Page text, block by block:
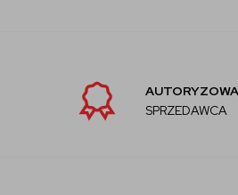
AUTORYZOWANY
SPRZEDAWCA